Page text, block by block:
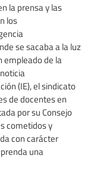
la prensa y las
los
se sacaba a la luz
empleado de la
(IE), el sindicato
de docentes en
por su Consejo
cometidos y
con carácter
una